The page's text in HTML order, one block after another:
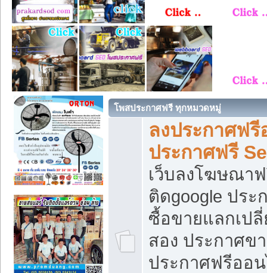
โพสประกาศฟรี ทุกหมวดหมู่
ลงประกาศฟ
ประกาศฟรี
เว็บลงโฆษณา
ติดgoogle ปร
ซื้อขายแลกเป
สอง ประกาศข
ประกาศฟรีออ